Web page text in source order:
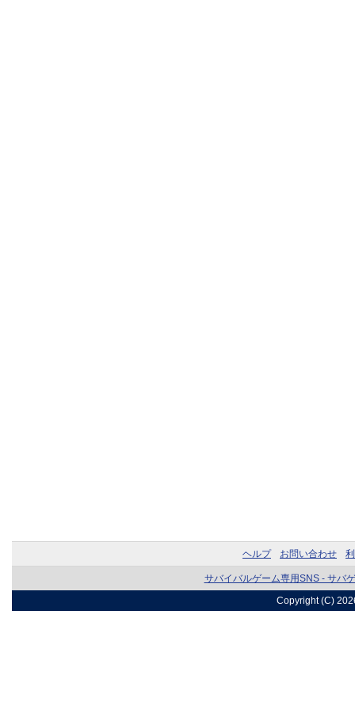
ヘルプ お問い合わせ
サバイバルゲーム専用SNS - サバ
Copyright (C)